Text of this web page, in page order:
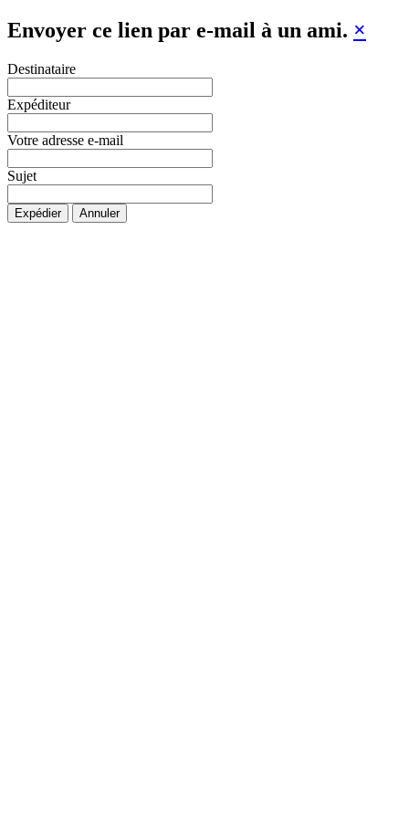
Envoyer ce lien par e-mail à un ami. ×
Destinataire
Expéditeur
Votre adresse e-mail
Sujet
Expédier Annuler